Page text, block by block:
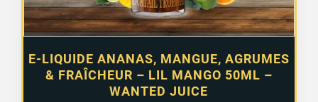
E-LIQUIDE ANANAS, MANGUE, AGRUMES
& FRAÎCHEUR – LIL MANGO 50ML –
WANTED JUICE